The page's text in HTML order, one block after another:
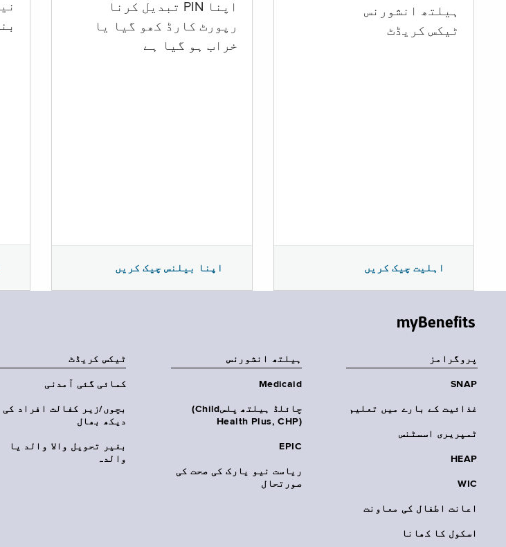
اپنا PIN تبدیل کرنا
رپورٹ کارڈ کھو گیا یا
خراب ہو گيا ہے
اپنا بیلنس چیک کریں
‏ہیلتھ انشورنس
ٹیکس کریڈٹ
اہلیت چیک کریں
myBenefits
پروگرامز
SNAP
غذائیت کے بارے میں تعلیم
ٹمپریری اسسٹنس
HEAP
WIC
اعانت اطفال کی معاونت
اسکول کا کھانا
‏ہیلتھ انشورنس
Medicaid
چائلڈ ہیلتھ پلس‎(Child
Health Plus, CHP)‎
EPIC
ریاست نیو یارک کی صحت کی
صورتحال
ٹیکس کریڈٹ
کمائی گئی آمدنی
بچوں/زیر کفالت افراد کی
دیکھ بھال
بغیر تحویل والا والد یا
والدہ